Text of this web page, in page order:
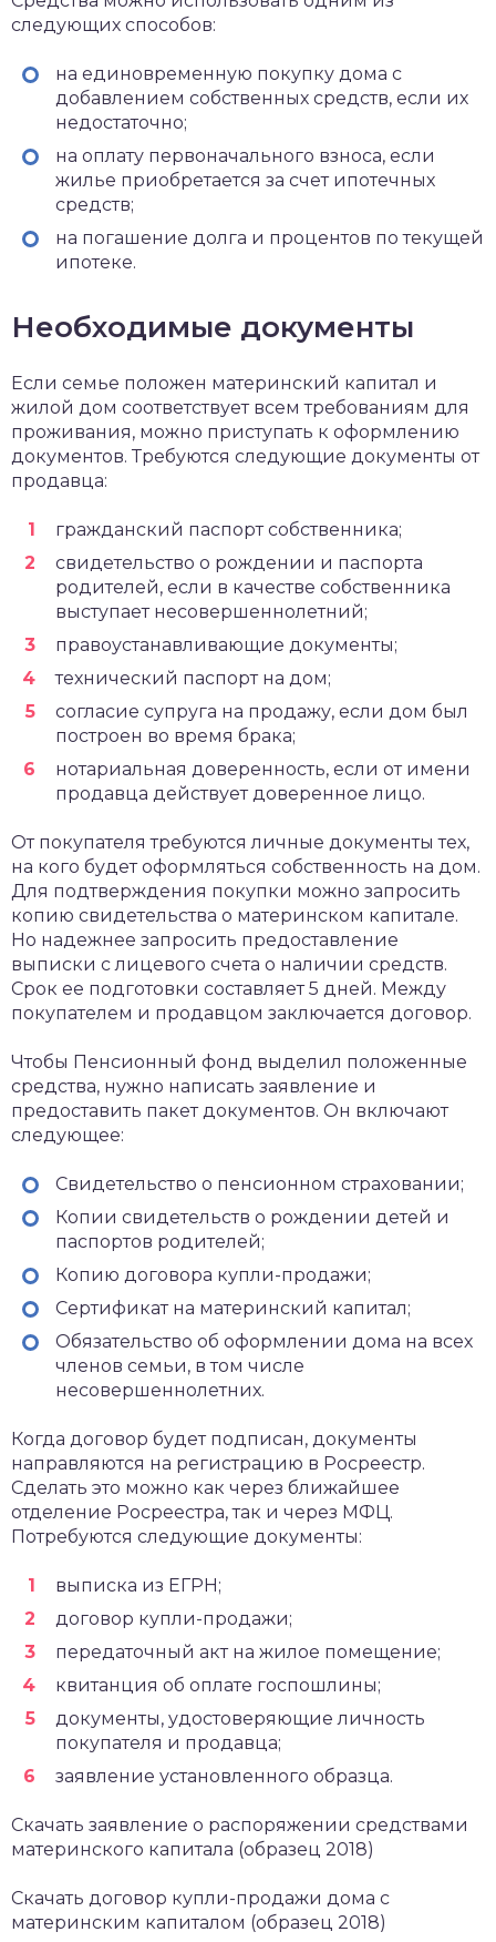
следующих способов:
на единовременную покупку дома с
добавлением собственных средств, если их
недостаточно;
на оплату первоначального взноса, если
жилье приобретается за счет ипотечных
средств;
на погашение долга и процентов по текущей
ипотеке.
Необходимые документы
Если семье положен материнский капитал и
жилой дом соответствует всем требованиям для
проживания, можно приступать к оформлению
документов. Требуются следующие документы от
продавца:
гражданский паспорт собственника;
свидетельство о рождении и паспорта
родителей, если в качестве собственника
выступает несовершеннолетний;
правоустанавливающие документы;
технический паспорт на дом;
согласие супруга на продажу, если дом был
построен во время брака;
нотариальная доверенность, если от имени
продавца действует доверенное лицо.
От покупателя требуются личные документы тех,
на кого будет оформляться собственность на дом.
Для подтверждения покупки можно запросить
копию свидетельства о материнском капитале.
Но надежнее запросить предоставление
выписки с лицевого счета о наличии средств.
Срок ее подготовки составляет 5 дней. Между
покупателем и продавцом заключается договор.
Чтобы Пенсионный фонд выделил положенные
средства, нужно написать заявление и
предоставить пакет документов. Он включают
следующее:
Свидетельство о пенсионном страховании;
Копии свидетельств о рождении детей и
паспортов родителей;
Копию договора купли-продажи;
Сертификат на материнский капитал;
Обязательство об оформлении дома на всех
членов семьи, в том числе
несовершеннолетних.
Когда договор будет подписан, документы
направляются на регистрацию в Росреестр.
Сделать это можно как через ближайшее
отделение Росреестра, так и через МФЦ.
Потребуются следующие документы:
выписка из ЕГРН;
договор купли-продажи;
передаточный акт на жилое помещение;
квитанция об оплате госпошлины;
документы, удостоверяющие личность
покупателя и продавца;
заявление установленного образца.
Скачать заявление о распоряжении средствами
материнского капитала (образец 2018)
Скачать договор купли-продажи дома с
материнским капиталом (образец 2018)